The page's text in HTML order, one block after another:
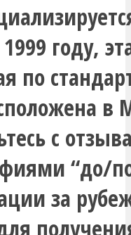
году,
по
в
с
“до/
за